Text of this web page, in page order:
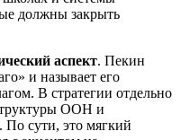
должны закрыть
аспект. Пекин
и называет его
В стратегии отдельно
ООН и
По сути, это мягкий